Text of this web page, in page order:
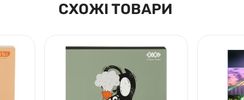
СХОЖІ ТОВАРИ